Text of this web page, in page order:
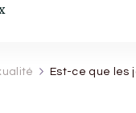
Est-ce que les